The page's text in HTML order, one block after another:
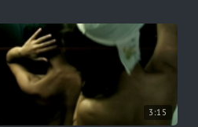
3:15